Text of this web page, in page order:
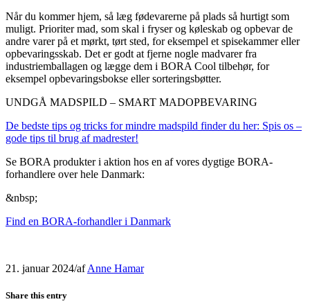
Når du kommer hjem, så læg fødevarerne på plads så hurtigt som
muligt. Prioriter mad, som skal i fryser og køleskab og opbevar de
andre varer på et mørkt, tørt sted, for eksempel et spisekammer eller
opbevaringsskab. Det er godt at fjerne nogle madvarer fra
industriemballagen og lægge dem i BORA Cool tilbehør, for
eksempel opbevaringsbokse eller sorteringsbøtter.
UNDGÅ MADSPILD – SMART MADOPBEVARING
De bedste tips og tricks for mindre madspild finder du her: Spis os –
gode tips til brug af madrester!
Se BORA produkter i aktion hos en af ​​vores dygtige BORA-
forhandlere over hele Danmark:
&nbsp;
Find en BORA-forhandler i Danmark
21. januar 2024/afAnne Hamar
Share this entry